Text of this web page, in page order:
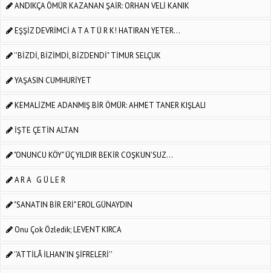
ANDIKÇA ÖMÜR KAZANAN ŞAİR: ORHAN VELİ KANIK
EŞŞİZ DEVRİMCİ A T A T Ü R K! HATIRAN YETER...
''BİZDİ, BİZİMDİ, BİZDENDİ" TİMUR SELÇUK
YAŞASIN CUMHURİYET
KEMALİZME ADANMIŞ BİR ÖMÜR: AHMET TANER KIŞLALI
İŞTE ÇETİN ALTAN
"ONUNCU KÖY" ÜÇ YILDIR BEKİR COŞKUN'SUZ...
A R A G Ü L E R
"SANATIN BİR ERİ" EROL GÜNAYDIN
Onu Çok Özledik; LEVENT KIRCA
''ATTİLÂ İLHAN'IN ŞİFRELERİ''